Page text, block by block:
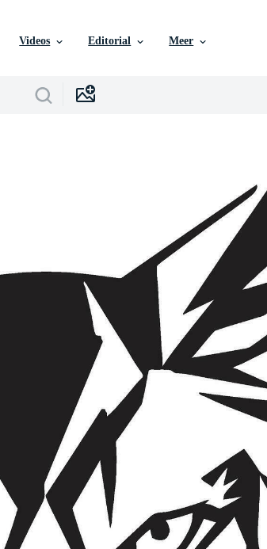
Videos Editorial Meer